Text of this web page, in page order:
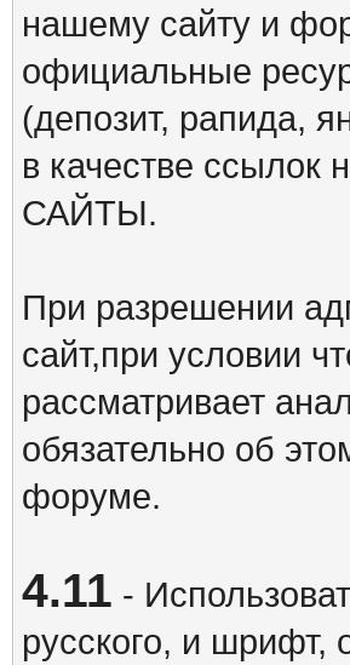
нашему сайту и
официальные
(депозит, рапида,
в качестве
САЙТЫ.
При разрешении
сайт,при условии
рассматривает
обязательно об
форуме.
4.11 -
русского, и шрифт,